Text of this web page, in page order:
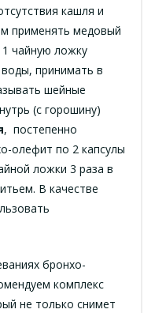
кашля и
применять медовый
1 чайную ложку
принимать в
шейные
(с горошину)
, постепенно
олефит по 2 капсулы
ложки 3 раза в
В качестве
бронхо-
комплекс
не только снимет